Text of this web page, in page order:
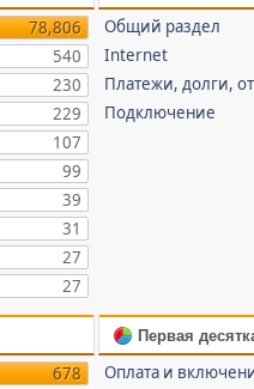
78,806
540
230
229
107
99
39
31
27
27
Общий раздел
Internet
Платежи, долги,
Подключение
678
Первая
Оплата и